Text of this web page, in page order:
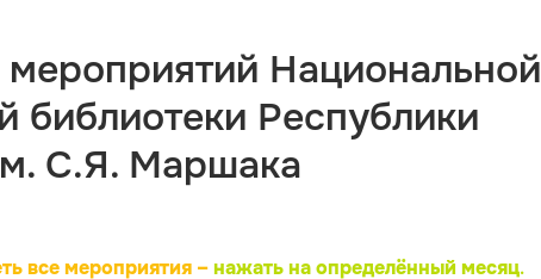
Национальной
библиотеки Республики
С.Я. Маршака
все мероприятия – нажать на определённый месяц.